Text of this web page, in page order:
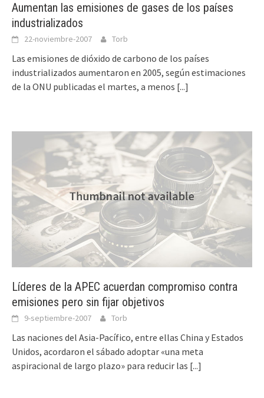
Aumentan las emisiones de gases de los países
industrializados
22-noviembre-2007 Torb
Las emisiones de dióxido de carbono de los países
industrializados aumentaron en 2005, según estimaciones
de la ONU publicadas el martes, a menos [...]
Líderes de la APEC acuerdan compromiso contra
emisiones pero sin fijar objetivos
9-septiembre-2007 Torb
Las naciones del Asia-Pacífico, entre ellas China y Estados
Unidos, acordaron el sábado adoptar «una meta
aspiracional de largo plazo» para reducir las [...]